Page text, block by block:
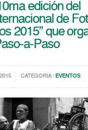
edición del
de
2015” que
a-Paso
CATEGORIA : EVENTOS